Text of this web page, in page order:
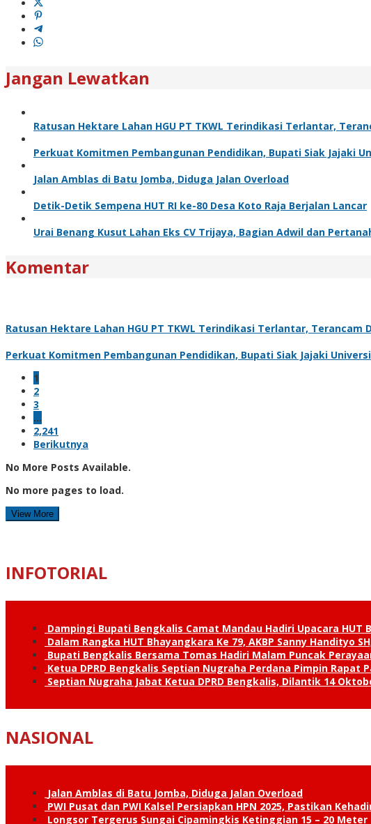
Jangan Lewatkan
Ratusan Hektare Lahan HGU PT TKWL Terindikasi Terlantar,
Perkuat Komitmen Pembangunan Pendidikan, Bupati Siak Jajaki
Jalan Amblas di Batu Jomba, Diduga Jalan Overload
Detik-Detik Sempena HUT RI ke-80 Desa Koto Raja Berjalan Lancar
Urai Benang Kusut Lahan Eks CV Trijaya, Bagian Adwil dan
Komentar
Ratusan Hektare Lahan HGU PT TKWL Terindikasi Terlantar, Terancam
Perkuat Komitmen Pembangunan Pendidikan, Bupati Siak Jajaki
1
2
3
…
2,241
Berikutnya
No More Posts Available.
No more pages to load.
View More
INFOTORIAL
Dampingi Bupati Bengkalis Camat Mandau Hadiri Upacara HUT
Dalam Rangka HUT Bhayangkara Ke 79, AKBP Sanny Handityo
Bupati Bengkalis Bersama Tomas Hadiri Malam Puncak
Ketua DPRD Bengkalis Septian Nugraha Perdana Pimpin Rapat
Septian Nugraha Jabat Ketua DPRD Bengkalis, Dilantik 14
NASIONAL
Jalan Amblas di Batu Jomba, Diduga Jalan Overload
PWI Pusat dan PWI Kalsel Persiapkan HPN 2025, Pastikan
Longsor Tergerus Sungai Cipamingkis Ketinggian 15 – 20 Meter